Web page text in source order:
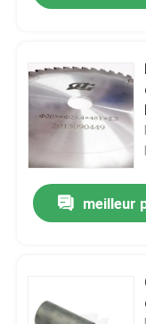
Contrôle de la
Nous contacter
Demandez un
Abrasifs revêtus
meilleur